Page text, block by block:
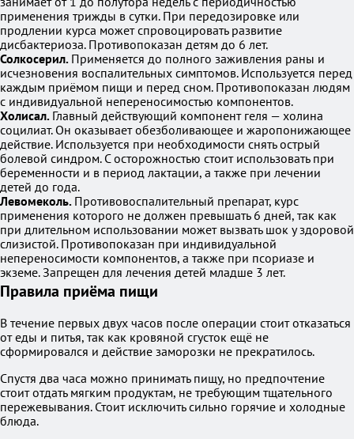
применения трижды в сутки. При передозировке или
продлении курса может спровоцировать развитие
дисбактериоза. Противопоказан детям до 6 лет.
Солкосерил. Применяется до полного заживления раны и
исчезновения воспалительных симптомов. Используется перед
каждым приёмом пищи и перед сном. Противопоказан людям
с индивидуальной непереносимостью компонентов.
Холисал. Главный действующий компонент геля — холина
социлиат. Он оказывает обезболивающее и жаропонижающее
действие. Используется при необходимости снять острый
болевой синдром. С осторожностью стоит использовать при
беременности и в период лактации, а также при лечении
детей до года.
Левомеколь. Противовоспалительный препарат, курс
применения которого не должен превышать 6 дней, так как
при длительном использовании может вызвать шок у здоровой
слизистой. Противопоказан при индивидуальной
непереносимости компонентов, а также при псориазе и
экземе. Запрещен для лечения детей младше 3 лет.
Правила приёма пищи
В течение первых двух часов после операции стоит отказаться
от еды и питья, так как кровяной сгусток ещё не
сформировался и действие заморозки не прекратилось.
Спустя два часа можно принимать пищу, но предпочтение
стоит отдать мягким продуктам, не требующим тщательного
пережевывания. Стоит исключить сильно горячие и холодные
блюда.